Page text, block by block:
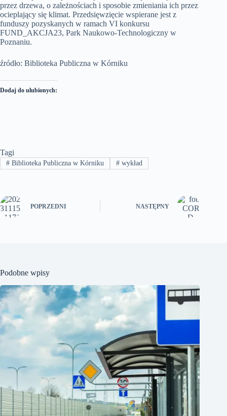
przez drzewa, o zależnościach i sposobie zmieniania ich przez
ocieplający się klimat. Przedsięwzięcie wspierane jest z
funduszy pozyskanych w ramach VI konkursu
FUND_AKCJA23, Park Naukowo-Technologiczny w
Poznaniu.
źródło: Biblioteka Publiczna w Kórniku
Dodaj do ulubionych:
Tagi
#Biblioteka Publiczna w Kórniku #wykład
POPRZEDNI NASTĘPNY
Podobne wpisy